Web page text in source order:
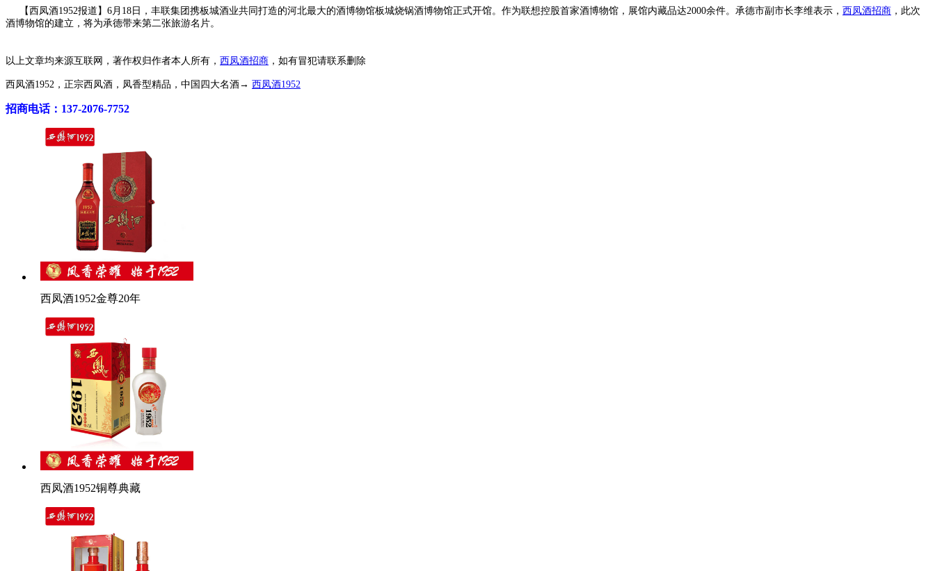
【西凤酒1952报道】6月18日，丰联集团携板城酒业共同打造的河北最大的酒博物馆板城烧锅酒博物馆正式开馆。作为联想控股首家酒博物馆，展馆内藏品达2000余件。承德市副市长李维表示， 西凤酒招商 ，此次
酒博物馆的建立，将为承德带来第二张旅游名片。
以上文章均来源互联网，著作权归作者本人所有， 西凤酒招商 ，如有冒犯请联系删除
西凤酒1952，正宗西凤酒，凤香型精品，中国四大名酒→ 西凤酒1952
招商电话：137-2076-7752
西凤酒1952金尊20年
西凤酒1952铜尊典藏